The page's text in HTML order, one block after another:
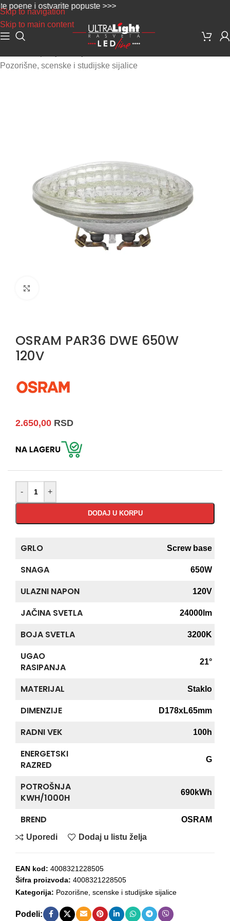
Skip to navigation
Skip to main content
i ostvarite popuste >>>
Pozorišne, scenske i studijske sijalice
OSRAM PAR36 DWE 650W
120V
2.650,00 RSD
- +
DODAJ U KORPU
GRLO Screw base
SNAGA 650W
ULAZNI NAPON 120V
JAČINA SVETLA 24000lm
BOJA SVETLA 3200K
UGAO
RASIPANJA
21°
MATERIJAL Staklo
DIMENZIJE D178xL65mm
RADNI VEK 100h
ENERGETSKI
RAZRED
G
POTROŠNJA
KWH/1000H
690kWh
BREND
OSRAM
Uporedi
Dodaj u listu želja
EAN kod: 4008321228505
Šifra proizvoda: 4008321228505
Kategorija: Pozorišne, scenske i studijske sijalice
Podeli: